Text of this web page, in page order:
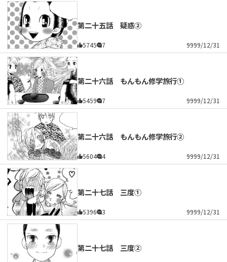
第二十五話 疑惑②
5745 7 9999/12/31
第二十六話 もんもん修学旅行①
5459 7 9999/12/31
第二十六話 もんもん修学旅行②
5604 4 9999/12/31
第二十七話 三度①
5396 3 9999/12/31
第二十七話 三度②